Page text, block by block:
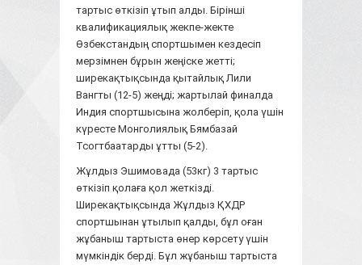
тартыс өткізіп ұтып алды. Бірінші
квалификациялық жекпе-жекте
Өзбекстандың спортшымен кездесіп
мерзімнен бұрын жеңіске жетті;
ширекақтықсында қытайлық Лили
Вангты (12-5) жеңді; жартылай финалда
Индия спортшысына жолберіп, қола үшін
күресте Монголиялық Бямбазай
Тсогтбаатарды ұтты (5-2).
Жұлдыз Эшимовада (53кг) 3 тартыс
өткізіп қолаға қол жеткізді.
Ширекақтықсында Жұлдыз ҚХДР
спортшынан ұтылып қалды, бұл оған
жұбаныш тартыста өнер көрсету үшін
мүмкіндік берді. Бұл жұбаныш тартыста